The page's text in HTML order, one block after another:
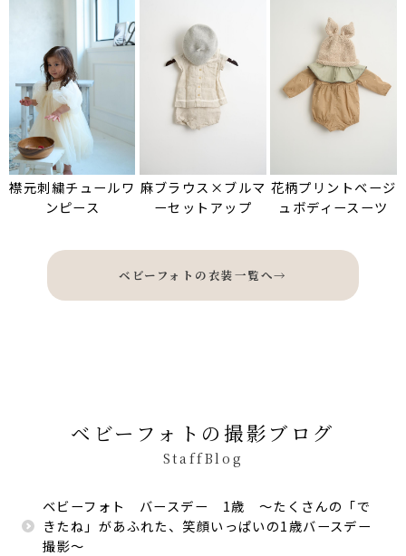
襟元刺繍チュールワ
ンピース
麻ブラウス×ブルマ
ーセットアップ
花柄プリントベージ
ュボディースーツ
ベビーフォトの衣装一覧へ→
ベビーフォトの撮影ブログ
StaffBlog
ベビーフォト バースデー 1歳 〜たくさんの「で
きたね」があふれた、笑顔いっぱいの1歳バースデー
撮影〜